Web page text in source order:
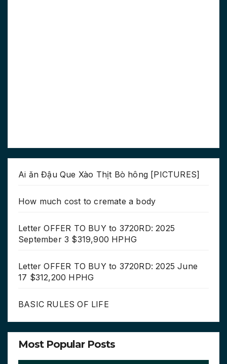
Ai ăn Đậu Que Xào Thịt Bò hông [PICTURES]
How much cost to cremate a body
Letter OFFER TO BUY to 3720RD: 2025
September 3 $319,900 HPHG
Letter OFFER TO BUY to 3720RD: 2025 June
17 $312,200 HPHG
BASIC RULES OF LIFE
Most Popular Posts